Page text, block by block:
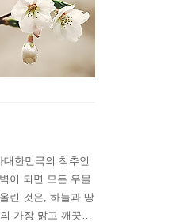
한민국의 척추인
이 되면 모든 우물
린 것은, 하늘과 땅
가장 맑고 깨끗한